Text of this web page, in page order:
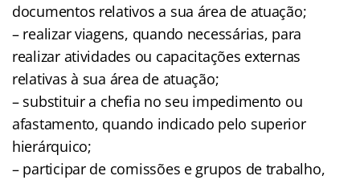
documentos relativos a sua área de atuação;
– realizar viagens, quando necessárias, para
realizar atividades ou capacitações externas
relativas à sua área de atuação;
– substituir a chefia no seu impedimento ou
afastamento, quando indicado pelo superior
hierárquico;
– participar de comissões e grupos de trabalho,